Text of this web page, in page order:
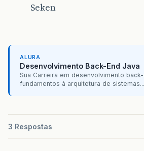
Seken
ALURA
Desenvolvimento Back-End Java
Sua Carreira em desenvolvimento
fundamentos à arquitetura de sistemas...
3 Respostas